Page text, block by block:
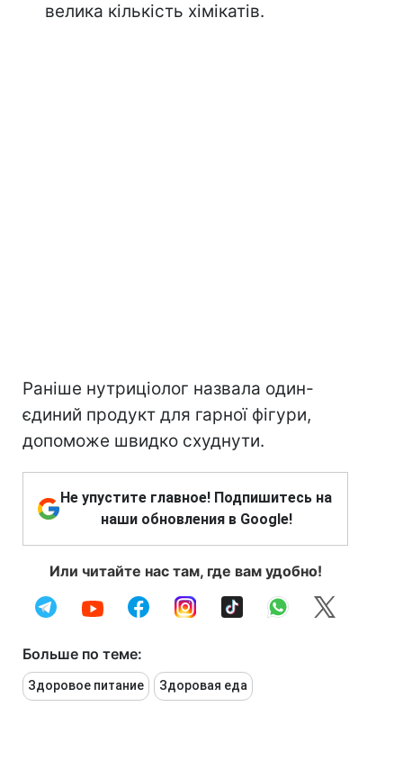
велика кількість хімікатів.⠀
Раніше нутриціолог назвала один-
єдиний продукт для гарної фігури,
допоможе швидко схуднути.
Не упустите главное! Подпишитесь на
наши обновления в Google!
Или читайте нас там, где вам удобно!
Больше по теме:
Здоровое питание Здоровая еда